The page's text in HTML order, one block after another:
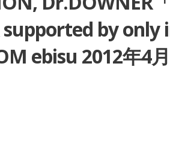
by only
ebisu 2012年4